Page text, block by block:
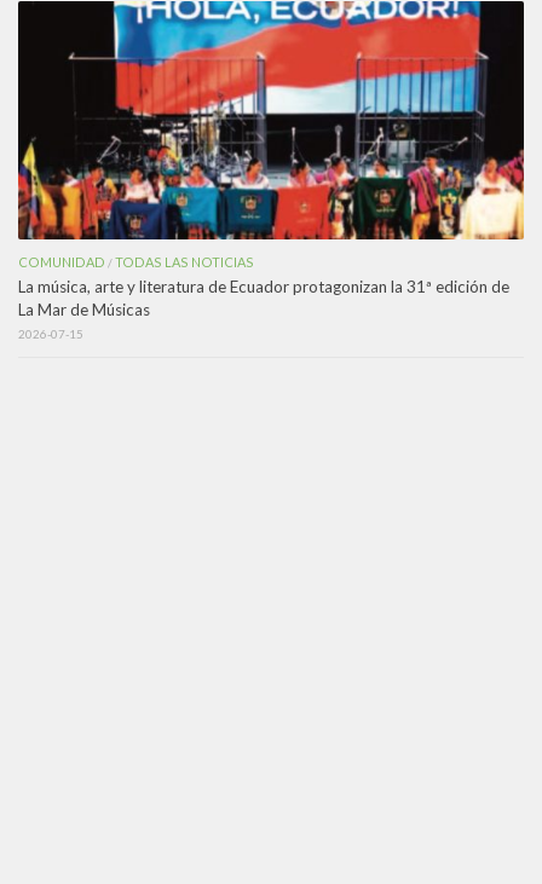
COMUNIDAD /TODAS LAS NOTICIAS
La música, arte y literatura de Ecuador protagonizan la 31ª edición de
La Mar de Músicas
2026-07-15